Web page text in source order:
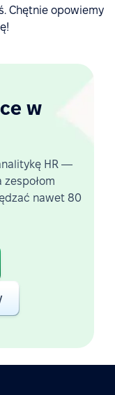
Chętnie opowiemy
w
HR —
zespołom
nawet 80